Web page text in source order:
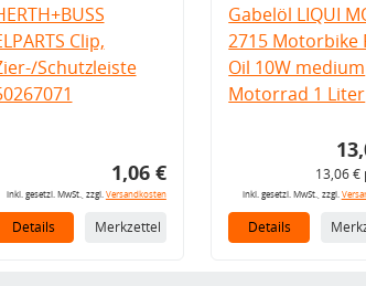
Clip,
Schutzleiste
1,06 €
inkl. gesetzl. MwSt., zzgl. Versandkosten
Details Merkzettel
Gabelöl LIQUI
2715 Motorbike
Oil 10W medium
Motorrad 1 Liter
13,06 €
inkl. gesetzl. MwSt., zzgl.
Details